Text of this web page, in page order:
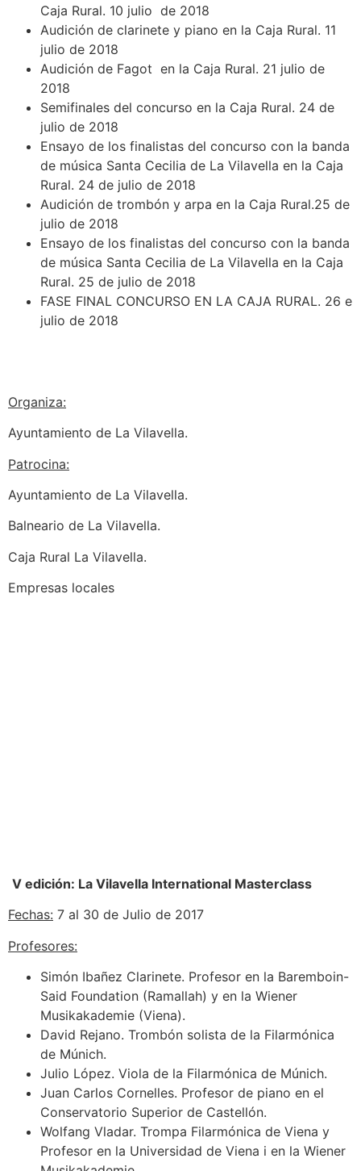
Caja Rural. 10 julio de 2018
Audición de clarinete y piano en la Caja Rural. 11
julio de 2018
Audición de Fagot en la Caja Rural. 21 julio de
2018
Semifinales del concurso en la Caja Rural. 24 de
julio de 2018
Ensayo de los finalistas del concurso con la banda
de música Santa Cecilia de La Vilavella en la Caja
Rural. 24 de julio de 2018
Audición de trombón y arpa en la Caja Rural.25 de
julio de 2018
Ensayo de los finalistas del concurso con la banda
de música Santa Cecilia de La Vilavella en la Caja
Rural. 25 de julio de 2018
FASE FINAL CONCURSO EN LA CAJA RURAL. 26 e
julio de 2018
Organiza:
Ayuntamiento de La Vilavella.
Patrocina:
Ayuntamiento de La Vilavella.
Balneario de La Vilavella.
Caja Rural La Vilavella.
Empresas locales
V edición: La Vilavella International Masterclass
Fechas: 7 al 30 de Julio de 2017
Profesores:
Simón Ibañez Clarinete. Profesor en la Baremboin-
Said Foundation (Ramallah) y en la Wiener
Musikakademie (Viena).
David Rejano. Trombón solista de la Filarmónica
de Múnich.
Julio López. Viola de la Filarmónica de Múnich.
Juan Carlos Cornelles. Profesor de piano en el
Conservatorio Superior de Castellón.
Wolfang Vladar. Trompa Filarmónica de Viena y
Profesor en la Universidad de Viena i en la Wiener